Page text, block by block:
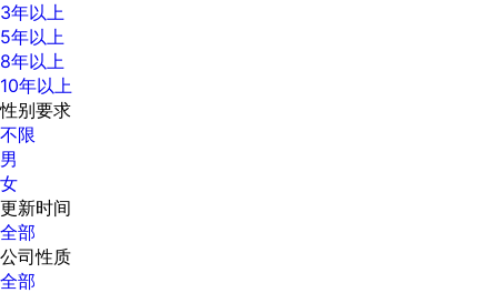
3年以上
5年以上
8年以上
10年以上
性别要求
不限
男
女
更新时间
全部
公司性质
全部